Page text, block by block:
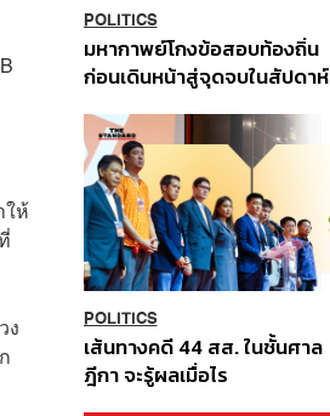
ให้
ง
POLITICS
มหากาพย์โกงข้อสอบท้องถิ่น
ก่อนเดินหน้าสู่จุดจบในสัปดาห์
POLITICS
เส้นทางคดี 44 สส. ในชั้นศาล
ฎีกา จะรู้ผลเมื่อไร